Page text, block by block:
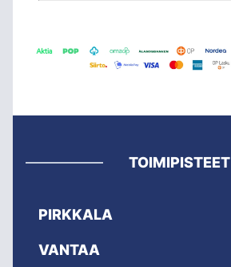
TOIMIPISTEET
PIRKKALA
VANTAA